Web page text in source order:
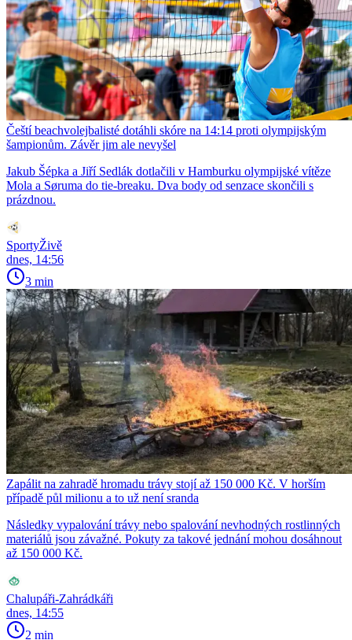
Čeští beachvolejbalisté dotáhli skóre na 14:14 proti olympijským
šampionům. Závěr jim ale nevyšel
Jakub Šépka a Jiří Sedlák dotlačili v Hamburku olympijské vítěze
Mola a Søruma do tie-breaku. Dva body od senzace skončili s
prázdnou.
SportyŽivě
dnes, 14:56
3 min
Zapálit na zahradě hromadu trávy stojí až 150 000 Kč. V horším
případě půl milionu a to už není sranda
Následky vypalování trávy nebo spalování nevhodných rostlinných
materiálů jsou závažné. Pokuty za takové jednání mohou dosáhnout
až 150 000 Kč.
Chalupáři-Zahrádkáři
dnes, 14:55
2 min